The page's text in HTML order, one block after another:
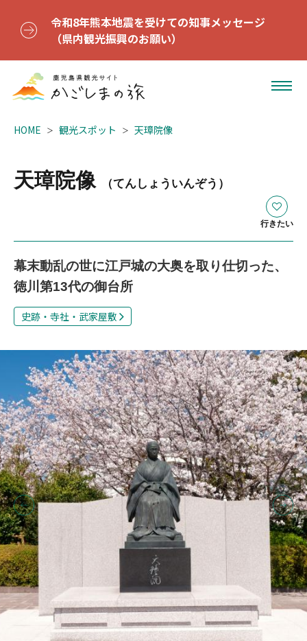
令和8年熊本地震を受けての知事メッセージ
（県内観光振興のお願い）
HOME 観光スポット 天璋院像
天璋院像 （てんしょういんぞう）
行きたい
幕末動乱の世に江戸城の大奥を取り仕切った、
徳川第13代の御台所
史跡・寺社・武家屋敷